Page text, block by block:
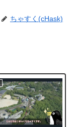
ちゃすく(cHask)